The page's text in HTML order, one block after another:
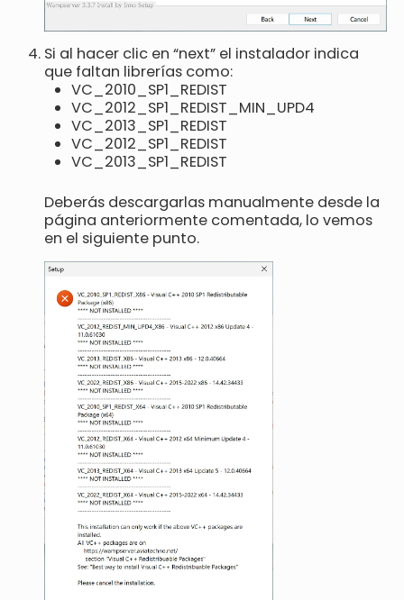
Si al hacer clic en “next” el instalador indica
que faltan librerías como:
VC_2010_SP1_REDIST
VC_2012_SP1_REDIST_MIN_UPD4
VC_2013_SP1_REDIST
VC_2012_SP1_REDIST
VC_2013_SP1_REDIST
Deberás descargarlas manualmente desde la
página anteriormente comentada, lo vemos
en el siguiente punto.